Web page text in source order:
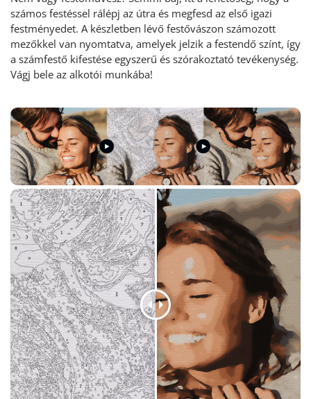
számos festéssel rálépj az útra és megfesd az első igazi
festményedet. A készletben lévő festővászon számozott
mezőkkel van nyomtatva, amelyek jelzik a festendő színt, így
a számfestő kifestése egyszerű és szórakoztató tevékenység.
Vágj bele az alkotói munkába!